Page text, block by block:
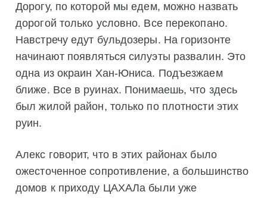
Дорогу, по которой мы едем, можно назвать
дорогой только условно. Все перекопано.
Навстречу едут бульдозеры. На горизонте
начинают появляться силуэты развалин. Это
одна из окраин Хан-Юниса. Подъезжаем
ближе. Все в руинах. Понимаешь, что здесь
был жилой район, только по плотности этих
руин.
Алекс говорит, что в этих районах было
ожесточенное сопротивление, а большинство
домов к приходу ЦАХАЛа были уже